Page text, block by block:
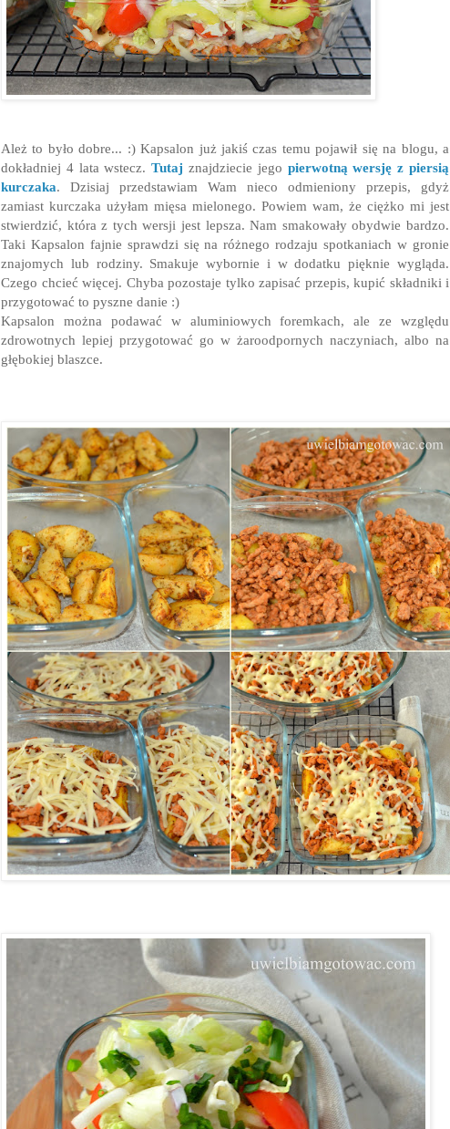
Ależ to było dobre... :) Kapsalon już jakiś czas temu pojawił się na blogu, a
dokładniej 4 lata wstecz.Tutaj znajdziecie jego pierwotną wersję z piersią
kurczaka. Dzisiaj przedstawiam Wam nieco odmieniony przepis, gdyż
zamiast kurczaka użyłam mięsa mielonego. Powiem wam, że ciężko mi jest
stwierdzić, która z tych wersji jest lepsza. Nam smakowały obydwie bardzo.
Taki Kapsalon fajnie sprawdzi się na różnego rodzaju spotkaniach w gronie
znajomych lub rodziny. Smakuje wybornie i w dodatku pięknie wygląda.
Czego chcieć więcej. Chyba pozostaje tylko zapisać przepis, kupić składniki i
przygotować to pyszne danie :)
Kapsalon można podawać w aluminiowych foremkach, ale ze względu
zdrowotnych lepiej przygotować go w żaroodpornych naczyniach, albo na
głębokiej blaszce.